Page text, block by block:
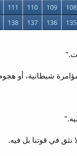
108
109
110
111
135
136
137
138
شيطانية، أو